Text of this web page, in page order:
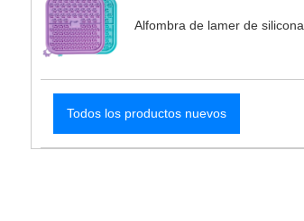
Alfombra de lamer de silicona
Todos los productos nuevos